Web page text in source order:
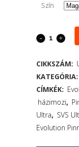
Szín
CIKKSZÁM:
KATEGÓRIA:
CÍMKÉK:
házimozi,
Ultra, SVS
Evolution